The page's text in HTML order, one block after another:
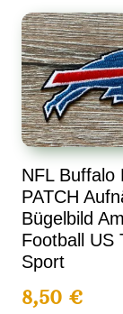
NFL Buffalo
PATCH
Bügelbild
Football US
Sport
8,50€